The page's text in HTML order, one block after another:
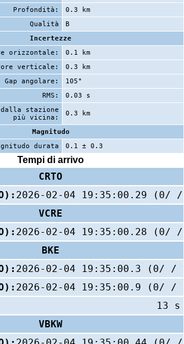
Profondità:
0.3 km
Qualità
B
Incertezze
orizzontale:
0.1 km
verticale:
0.3 km
Gap angolare:
105°
RMS:
0.03 s
stazione
più vicina:
0.3 km
Magnitudo
durata
0.1 ± 0.3
Tempi di arrivo
CRTO
2026-02-04 19:35:00.29 (0/
VCRE
2026-02-04 19:35:00.28 (0/
BKE
2026-02-04 19:35:00.3 (0/ /
2026-02-04 19:35:00.9 (0/ /
13 s
VBKW